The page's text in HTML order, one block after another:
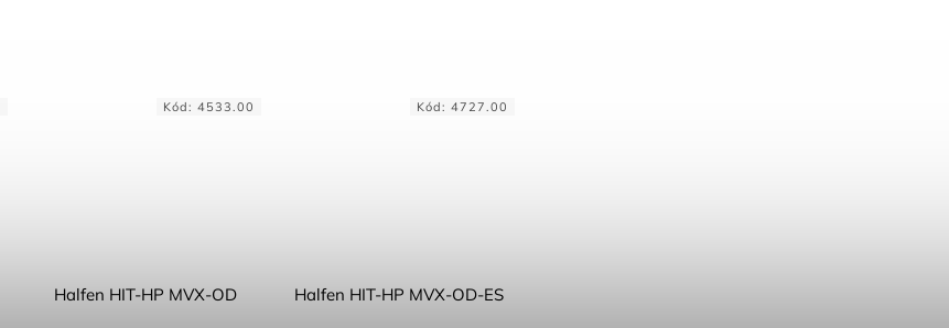
Halfen HIT-HP MVX-OD
Kód: 4533.00
Halfen HIT-HP MVX-OD-ES
Kód: 4727.00